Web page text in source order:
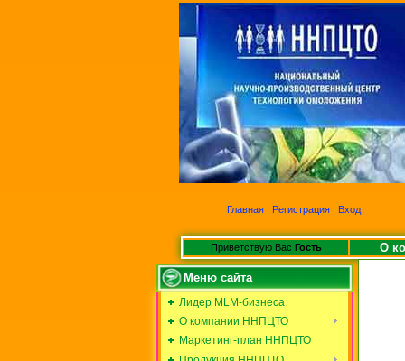
Главная | Регистрация | Вход
Приветствую Вас Гость О
Меню сайта
Лидер MLM-бизнеса
О компании ННПЦТО
Маркетинг-план ННПЦТО